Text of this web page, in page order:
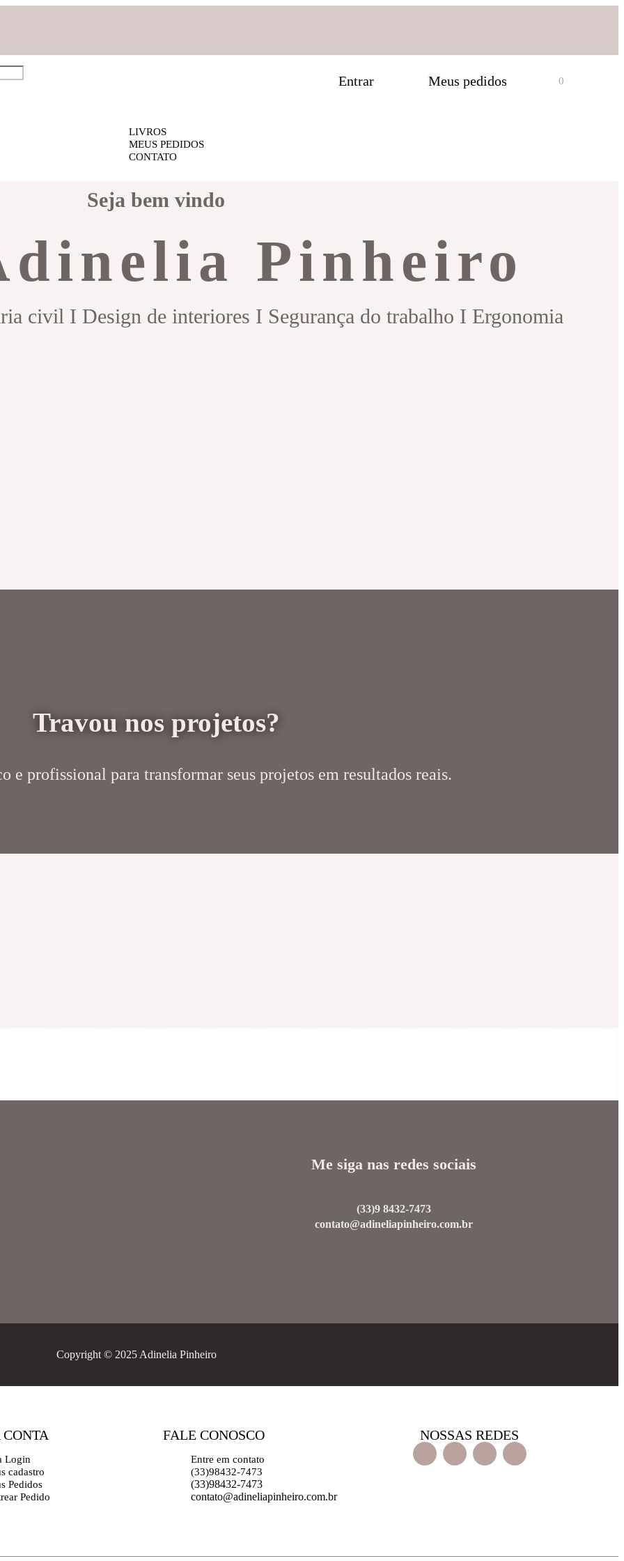
Entrar Meus pedidos 0
LIVROS
MEUS PEDIDOS
CONTATO
Seja bem vindo
Pinheiro
civil I Design de interiores I Segurança do trabalho I Ergonomia
Travou nos projetos?
e profissional para transformar seus projetos em resultados reais.
Me siga nas redes sociais
(33)9 8432-7473
contato@adineliapinheiro.com.br
Copyright © 2025 Adinelia Pinheiro
Login
cadastro
Pedidos
Pedido
FALE CONOSCO
Entre em contato
(33)98432-7473
(33)98432-7473
contato@adineliapinheiro.com.br
NOSSAS REDES